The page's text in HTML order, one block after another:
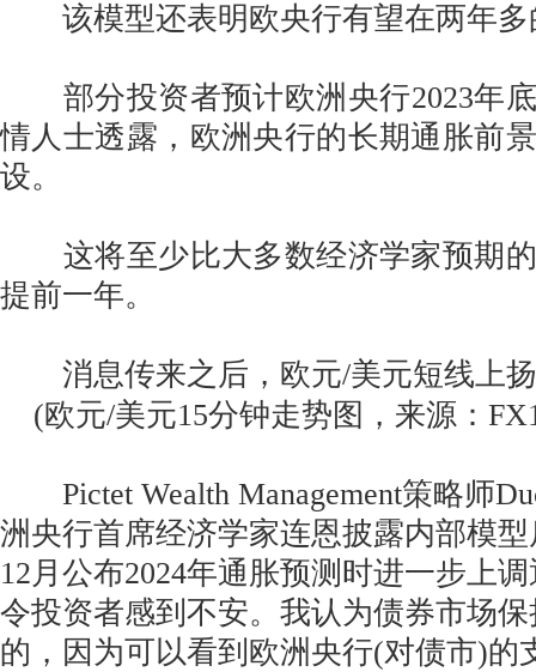
该模型还表明欧央行有望在两年多
部分投资者预计欧洲央行2023年
情人士透露，欧洲央行的长期通胀前
设。
这将至少比大多数经济学家预期的
提前一年。
消息传来之后，欧元/美元短线上扬
(欧元/美元15分钟走势图，来源：
Pictet Wealth Management策略师
洲央行首席经济学家连恩披露内部模
12月公布2024年通胀预测时进一步上
令投资者感到不安。我认为债券市场
的，因为可以看到欧洲央行(对债市)的